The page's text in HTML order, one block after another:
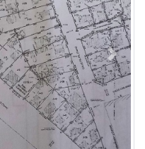
Next